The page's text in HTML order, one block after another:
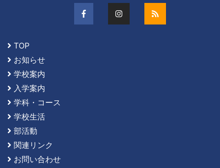
TOP
お知らせ
学校案内
入学案内
学科・コース
学校生活
部活動
関連リンク
お問い合わせ